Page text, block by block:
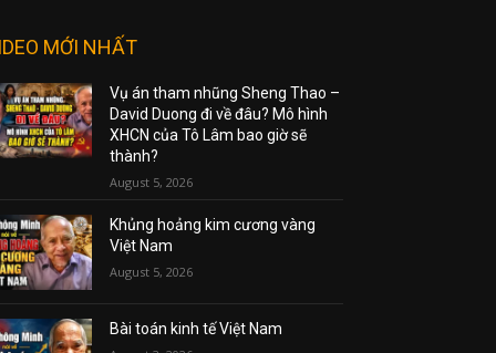
MỚI NHẤT
Vụ án tham nhũng Sheng Thao –
David Duong đi về đâu? Mô hình
XHCN của Tô Lâm bao giờ sẽ
thành?
August 5, 2026
Khủng hoảng kim cương vàng
Việt Nam
August 5, 2026
Bài toán kinh tế Việt Nam